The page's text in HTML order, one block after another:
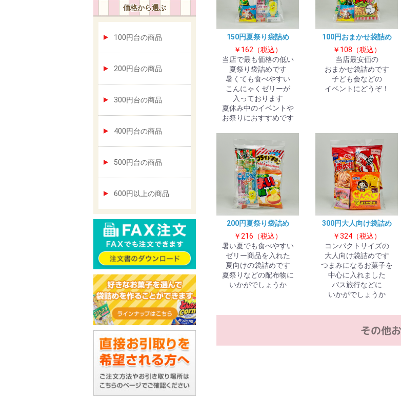
価格から選ぶ
100円台の商品
200円台の商品
300円台の商品
400円台の商品
500円台の商品
600円以上の商品
お買い物を続ける カートへ進む
150円夏祭り袋詰め
￥162（税込）
当店で最も価格の低い
夏祭り袋詰めです
暑くても食べやすい
こんにゃくゼリーが
入っております
夏休み中のイベントや
お祭りにおすすめです
100円おまかせ袋詰め
￥108（税込）
当店最安価の
おまかせ袋詰めです
子ども会などの
イベントにどうぞ！
200円夏祭り袋詰め
￥216（税込）
暑い夏でも食べやすい
ゼリー商品を入れた
夏向けの袋詰めです
夏祭りなどの配布物に
いかがでしょうか
300円大人向け袋詰め
￥324（税込）
コンパクトサイズの
大人向け袋詰めです
つまみになるお菓子を
中心に入れました
バス旅行などに
いかがでしょうか